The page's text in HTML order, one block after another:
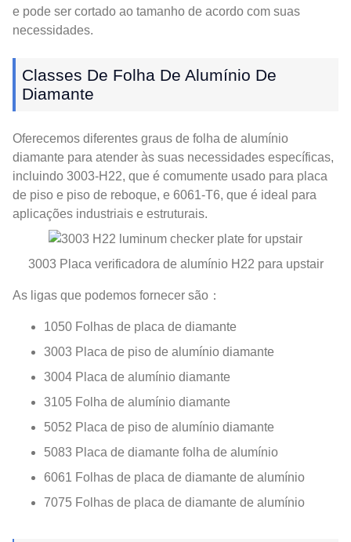
e pode ser cortado ao tamanho de acordo com suas
necessidades.
Classes De Folha De Alumínio De
Diamante
Oferecemos diferentes graus de folha de alumínio
diamante para atender às suas necessidades específicas,
incluindo 3003-H22, que é comumente usado para placa
de piso e piso de reboque, e 6061-T6, que é ideal para
aplicações industriais e estruturais.
3003 Placa verificadora de alumínio H22 para upstair
As ligas que podemos fornecer são：
1050 Folhas de placa de diamante
3003 Placa de piso de alumínio diamante
3004 Placa de alumínio diamante
3105 Folha de alumínio diamante
5052 Placa de piso de alumínio diamante
5083 Placa de diamante folha de alumínio
6061 Folhas de placa de diamante de alumínio
7075 Folhas de placa de diamante de alumínio